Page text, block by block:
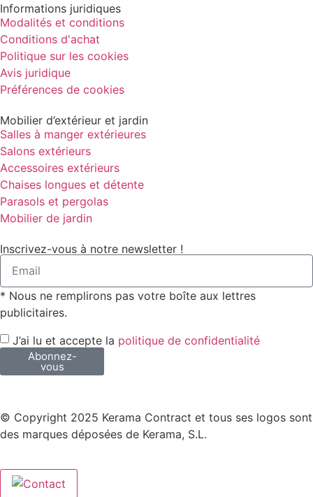
Informations juridiques
Modalités et conditions
Conditions d'achat
Politique sur les cookies
Avis juridique
Préférences de cookies
Mobilier d’extérieur et jardin
Salles à manger extérieures
Salons extérieurs
Accessoires extérieurs
Chaises longues et détente
Parasols et pergolas
Mobilier de jardin
Inscrivez-vous à notre newsletter !
* Nous ne remplirons pas votre boîte aux lettres
publicitaires.
J’ai lu et accepte la politique de confidentialité
Abonnez-
vous
© Copyright 2025 Kerama Contract et tous ses logos sont
des marques déposées de Kerama, S.L.